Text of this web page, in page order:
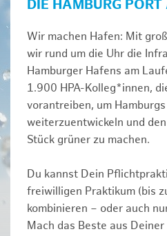
DIE HAMBURG
Wir machen Hafen: Mit
wir rund um die Uhr die
Hamburger Hafens am
1.900 HPA-Kolleg*innen,
vorantreiben, um
weiterzuentwickeln und
Stück grüner zu machen.
Du kannst Dein
freiwilligen Praktikum (bis
kombinieren – oder auch
Mach das Beste aus